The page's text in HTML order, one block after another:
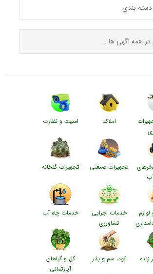
بندی
املاک امنیت و نظارت
تجهیزات صنعتی تجهیزات گلخانه
خدمات اجرایی
کشاورزی
خدمات چاه آب
کود، سم و بذر
گل و گیاهان
آپارتمانی